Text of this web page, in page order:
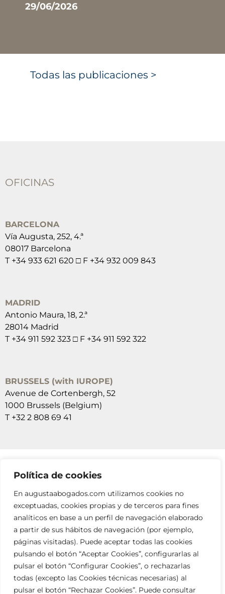
Política de cookies
En augustaabogados.com utilizamos cookies no
exceptuadas, cookies propias y de terceros para fines
analíticos en base a un perfil de navegación elaborado
a partir de sus hábitos de navegación (por ejemplo,
páginas visitadas). Puede aceptar todas las cookies
pulsando el botón “Aceptar Cookies”, configurarlas al
pulsar el botón “Configurar Cookies”, o rechazarlas
todas (excepto las Cookies técnicas necesarias) al
pulsar el botón “Rechazar Cookies”. Puede consultar
29/06/2026
Todas las publicaciones >
OFICINAS
BARCELONA
Vía Augusta, 252, 4.ª
08017 Barcelona
T +34 933 621 620 □ F +34 932 009 843
MADRID
Antonio Maura, 18, 2.ª
28014 Madrid
T +34 911 592 323 □ F +34 911 592 322
BRUSSELS (with IUROPE)
Avenue de Cortenbergh, 52
1000 Brussels (Belgium)
T +32 2 808 69 41
SUSCRÍBETE A NUESTRAS NEWSLETTERS
RELLENA EL FORMULARIO
info@augustaabogados.com